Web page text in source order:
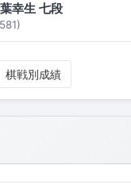
幸生 七段
棋戦別成績